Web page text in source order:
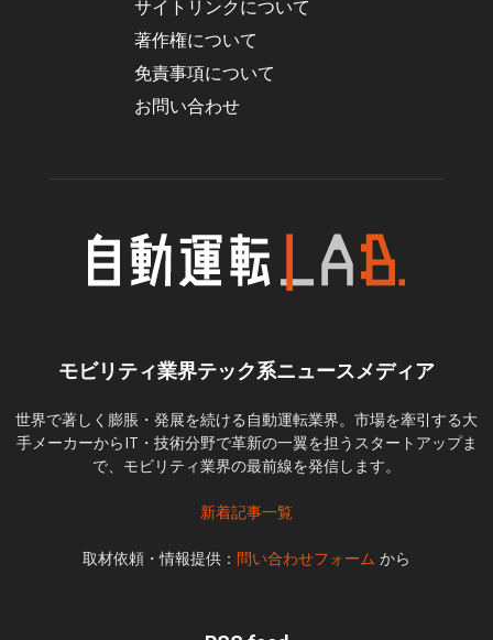
サイトリンクについて
著作権について
免責事項について
お問い合わせ
モビリティ業界テック系ニュースメディア
世界で著しく膨脹・発展を続ける自動運転業界。市場を牽引する大
手メーカーからIT・技術分野で革新の一翼を担うスタートアップま
で、モビリティ業界の最前線を発信します。
新着記事一覧
取材依頼・情報提供： 問い合わせフォーム から